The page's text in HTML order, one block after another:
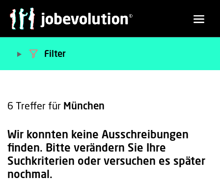
Filter
6 Treffer für München
Wir konnten keine Ausschreibungen
finden. Bitte verändern Sie Ihre
Suchkriterien oder versuchen es später
nochmal.